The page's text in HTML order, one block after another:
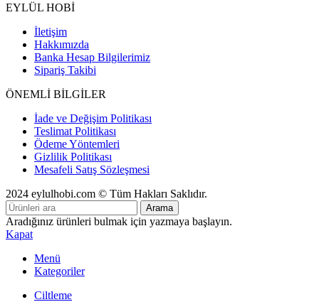
EYLÜL HOBİ
İletişim
Hakkımızda
Banka Hesap Bilgilerimiz
Sipariş Takibi
ÖNEMLİ BİLGİLER
İade ve Değişim Politikası
Teslimat Politikası
Ödeme Yöntemleri
Gizlilik Politikası
Mesafeli Satış Sözleşmesi
2024 eylulhobi.com © Tüm Hakları Saklıdır.
Arama
Aradığınız ürünleri bulmak için yazmaya başlayın.
Kapat
Menü
Kategoriler
Ciltleme